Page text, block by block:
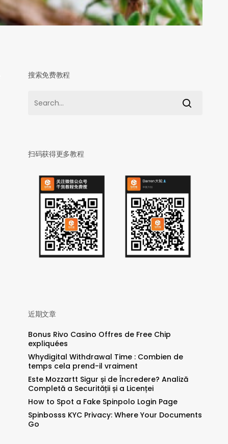
搜索免费教程
扫码获得更多教程
近期文章
Bonus Rivo Casino Offres de Free Chip
expliquées
Whydigital Withdrawal Time : Combien de
temps cela prend-il vraiment
Este Mozzartt Sigur și de Încredere? Analiză
Completă a Securității și a Licenței
How to Spot a Fake Spinpolo Login Page
Spinbosss KYC Privacy: Where Your Documents
Go